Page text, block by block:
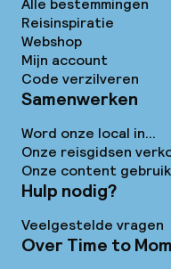
Alle bestemmingen
Reisinspiratie
Webshop
Mijn account
Code verzilveren
Samenwerken
Word onze local in...
Onze reisgidsen
Onze content
Hulp nodig?
Veelgestelde vragen
Over Time to